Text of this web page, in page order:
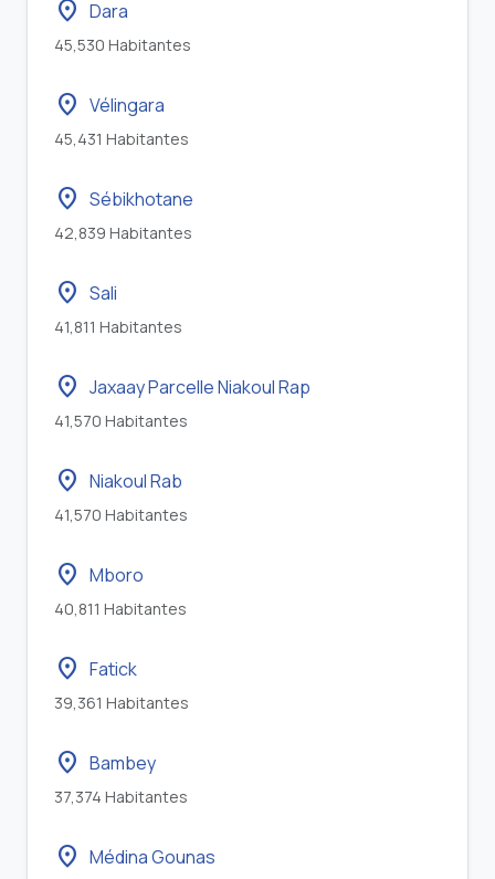
location_on Dara
45,530 Habitantes
location_on Vélingara
45,431 Habitantes
location_on Sébikhotane
42,839 Habitantes
location_on Sali
41,811 Habitantes
location_on Jaxaay Parcelle Niakoul Rap
41,570 Habitantes
location_on Niakoul Rab
41,570 Habitantes
location_on Mboro
40,811 Habitantes
location_on Fatick
39,361 Habitantes
location_on Bambey
37,374 Habitantes
location_on Médina Gounas